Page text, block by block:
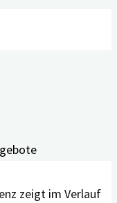
zeigt im Verlauf